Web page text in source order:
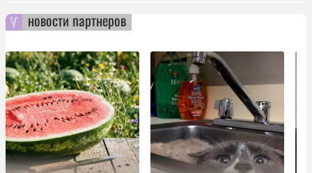
новости партнеров